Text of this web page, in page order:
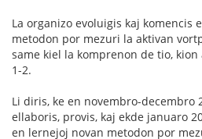
La organizo evoluigis kaj komencis
metodon por mezuri la aktivan
same kiel la komprenon de tio,
1-2.
Li diris, ke en novembro-decembro
ellaboris, provis, kaj ekde januaro
en lernejoj novan metodon por